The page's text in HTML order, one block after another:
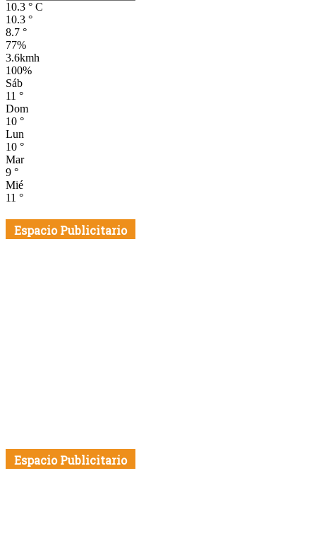
10.3 ° C
10.3 °
8.7 °
77%
3.6kmh
100%
Sáb
11 °
Dom
10 °
Lun
10 °
Mar
9 °
Mié
11 °
Espacio Publicitario
Espacio Publicitario